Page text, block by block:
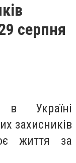
серпня
Україні
захисників
життя за